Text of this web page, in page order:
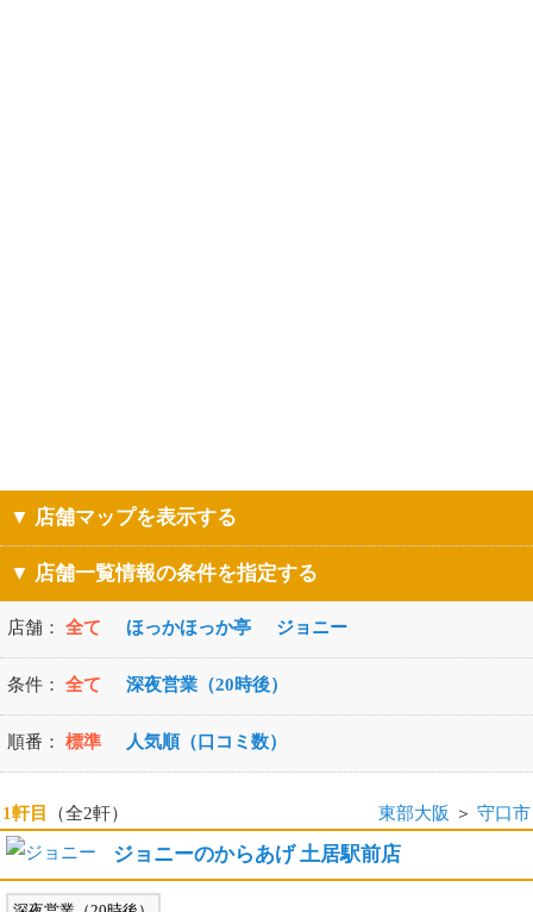
▼ 店舗マップを表示する
▼ 店舗一覧情報の条件を指定する
店舗： 全て ほっかほっか亭 ジョニー
条件： 全て 深夜営業（20時後）
順番： 標準 人気順（口コミ数）
1軒目 （全2軒） 東部大阪 ＞ 守口市
ジョニーのからあげ 土居駅前店